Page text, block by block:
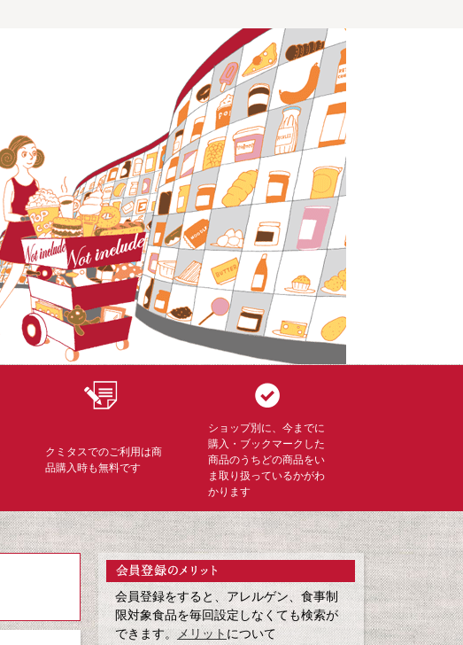
クミタスでのご利用は商
品購入時も無料です
ショップ別に、今までに
購入・ブックマークした
商品のうちどの商品をい
ま取り扱っているかがわ
かります
会員登録をすると、アレルゲン、食事制
限対象食品を毎回設定しなくても検索が
できます。メリットについて